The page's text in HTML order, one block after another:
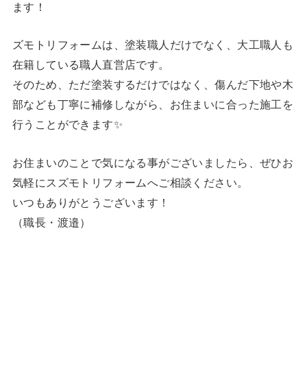
ます！
ズモトリフォームは、塗装職人だけでなく、大工職人も
在籍している職人直営店です。
そのため、ただ塗装するだけではなく、傷んだ下地や木
部なども丁寧に補修しながら、お住まいに合った施工を
行うことができます✨️
お住まいのことで気になる事がございましたら、ぜひお
気軽にスズモトリフォームへご相談ください。
いつもありがとうございます！
（職長・渡邉）